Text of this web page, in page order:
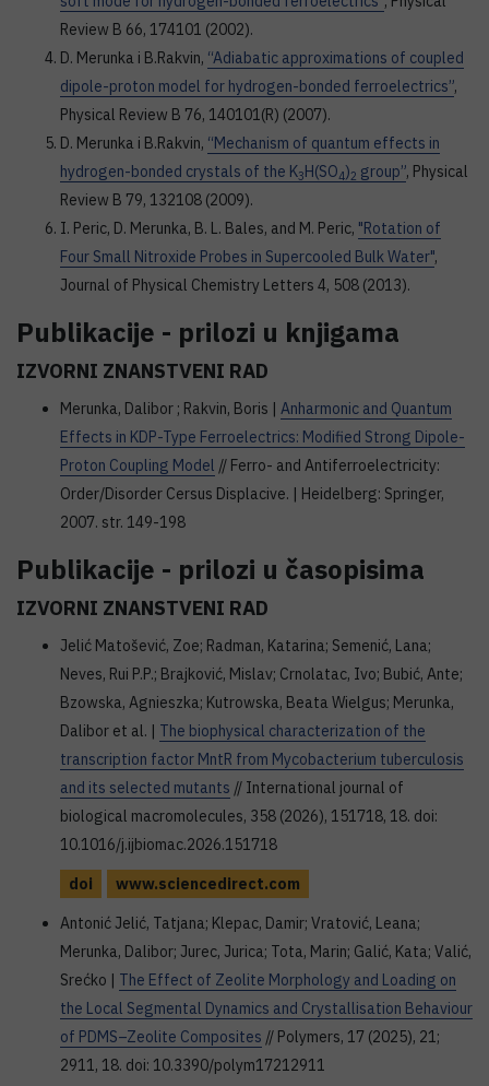
Review B 66, 174101 (2002).
D. Merunka i B.Rakvin, “Adiabatic approximations of coupled
dipole-proton model for hydrogen-bonded ferroelectrics”,
Physical Review B 76, 140101(R) (2007).
D. Merunka i B.Rakvin, “Mechanism of quantum effects in
hydrogen-bonded crystals of the K3H(SO4)2 group”, Physical
Review B 79, 132108 (2009).
I. Peric, D. Merunka, B. L. Bales, and M. Peric, "Rotation of
Four Small Nitroxide Probes in Supercooled Bulk Water",
Journal of Physical Chemistry Letters 4, 508 (2013).
Publikacije - prilozi u knjigama
IZVORNI ZNANSTVENI RAD
Merunka, Dalibor ; Rakvin, Boris | Anharmonic and Quantum
Effects in KDP-Type Ferroelectrics: Modified Strong Dipole-
Proton Coupling Model // Ferro- and Antiferroelectricity:
Order/Disorder Cersus Displacive. | Heidelberg: Springer,
2007. str. 149-198
Publikacije - prilozi u časopisima
IZVORNI ZNANSTVENI RAD
Jelić Matošević, Zoe; Radman, Katarina; Semenić, Lana;
Neves, Rui P.P.; Brajković, Mislav; Crnolatac, Ivo; Bubić, Ante;
Bzowska, Agnieszka; Kutrowska, Beata Wielgus; Merunka,
Dalibor et al. | The biophysical characterization of the
transcription factor MntR from Mycobacterium tuberculosis
and its selected mutants // International journal of
biological macromolecules, 358 (2026), 151718, 18. doi:
10.1016/j.ijbiomac.2026.151718
doi
www.sciencedirect.com
Antonić Jelić, Tatjana; Klepac, Damir; Vratović, Leana;
Merunka, Dalibor; Jurec, Jurica; Tota, Marin; Galić, Kata; Valić,
Srećko | The Effect of Zeolite Morphology and Loading on
the Local Segmental Dynamics and Crystallisation Behaviour
of PDMS–Zeolite Composites // Polymers, 17 (2025), 21;
2911, 18. doi: 10.3390/polym17212911